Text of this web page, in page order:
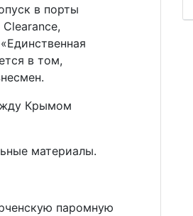
в порты
в том,
Крымом
материалы.
паромную